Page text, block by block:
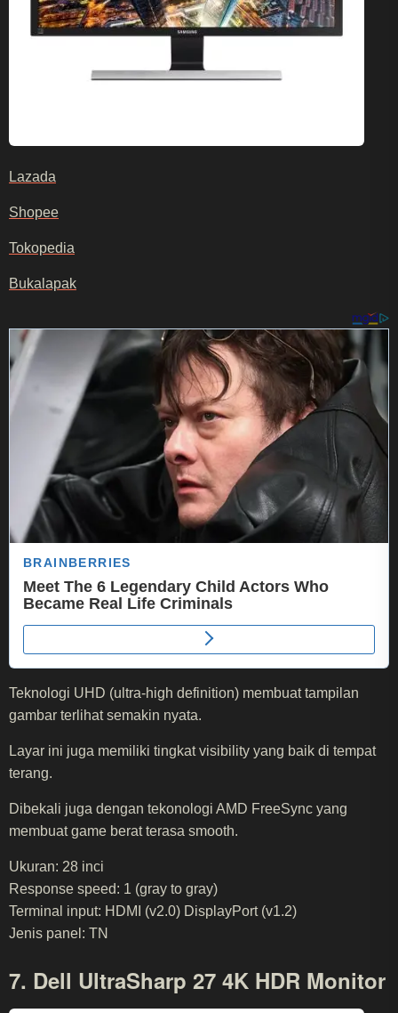
Lazada
Shopee
Tokopedia
Bukalapak
Teknologi UHD (ultra-high definition) membuat tampilan
gambar terlihat semakin nyata.
Layar ini juga memiliki tingkat visibility yang baik di tempat
terang.
Dibekali juga dengan tekonologi AMD FreeSync yang
membuat game berat terasa smooth.
Ukuran: 28 inci
Response speed: 1 (gray to gray)
Terminal input: HDMI (v2.0) DisplayPort (v1.2)
Jenis panel: TN
7. Dell UltraSharp 27 4K HDR Monitor